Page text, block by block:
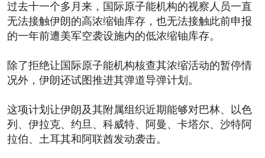
过去十一个多月来，国际原子能机构的视察人员一直
无法接触伊朗的高浓缩铀库存，也无法接触此前申报
的一年前遭美军空袭设施内的低浓缩铀库存。
除了拒绝让国际原子能机构核查其浓缩活动的暂停情
况外，伊朗还试图推进其弹道导弹计划。
这项计划让伊朗及其附属组织近期能够对巴林、以色
列、伊拉克、约旦、科威特、阿曼、卡塔尔、沙特阿
拉伯、土耳其和阿联酋发动袭击。